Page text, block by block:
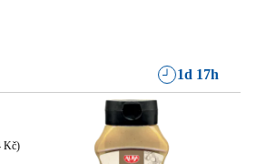
1d 17h
Kč)